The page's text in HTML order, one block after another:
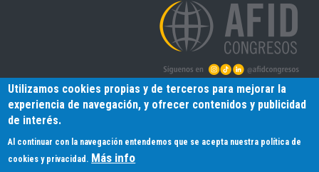
AFID Congresos S.L.
39006 - Santander (Cantabria)
Tlfno: (+34) 942 318 180
Utilizamos cookies propias y de terceros para mejorar la
experiencia de navegación, y ofrecer contenidos y publicidad
de interés.
Al continuar con la navegación entendemos que se acepta nuestra política de
cookies y privacidad. Más info